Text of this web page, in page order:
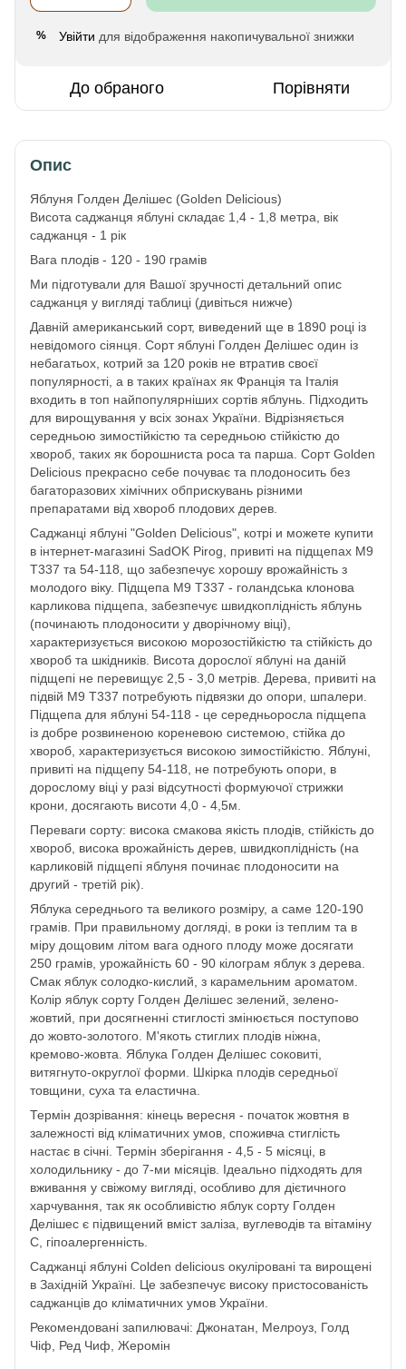
% Увійти для відображення накопичувальної знижки
До обраного Порівняти
Опис
Яблуня Голден Делішес (Golden Delicious)
Висота саджанця яблуні складає 1,4 - 1,8 метра, вік
саджанця - 1 рік
Вага плодів - 120 - 190 грамів
Ми підготували для Вашої зручності детальний опис
саджанця у вигляді таблиці (дивіться нижче)
Давній американський сорт, виведений ще в 1890 році із
невідомого сіянця. Сорт яблуні Голден Делішес один із
небагатьох, котрий за 120 років не втратив своєї
популярності, а в таких країнах як Франція та Італія
входить в топ найпопулярніших сортів яблунь. Підходить
для вирощування у всіх зонах України. Відрізняється
середньою зимостійкістю та середньою стійкістю до
хвороб, таких як борошниста роса та парша. Сорт Golden
Delicious прекрасно себе почуває та плодоносить без
багаторазових хімічних обприскувань різними
препаратами від хвороб плодових дерев.
Саджанці яблуні "Golden Delicious", котрі и можете купити
в інтернет-магазині SadOK Pirog, привиті на підщепах M9
T337 та 54-118, що забезпечує хорошу врожайність з
молодого віку. Підщепа M9 T337 - голандська клонова
карликова підщепа, забезпечує швидкоплідність яблунь
(починають плодоносити у дворічному віці),
характеризується високою морозостійкістю та стійкість до
хвороб та шкідників. Висота дорослої яблуні на даній
підщепі не перевищує 2,5 - 3,0 метрів. Дерева, привиті на
підвій M9 T337 потребують підвязки до опори, шпалери.
Підщепа для яблуні 54-118 - це середньоросла підщепа
із добре розвиненою кореневою системою, стійка до
хвороб, характеризується високою зимостійкістю. Яблуні,
привиті на підщепу 54-118, не потребують опори, в
дорослому віці у разі відсутності формуючої стрижки
крони, досягають висоти 4,0 - 4,5м.
Переваги сорту: висока смакова якість плодів, стійкість до
хвороб, висока врожайність дерев, швидкоплідність (на
карликовій підщепі яблуня починає плодоносити на
другий - третій рік).
Яблука середнього та великого розміру, а саме 120-190
грамів. При правильному догляді, в роки із теплим та в
міру дощовим літом вага одного плоду може досягати
250 грамів, урожайність 60 - 90 кілограм яблук з дерева.
Смак яблук солодко-кислий, з карамельним ароматом.
Колір яблук сорту Голден Делішес зелений, зелено-
жовтий, при досягненні стиглості змінюється поступово
до жовто-золотого. М'якоть стиглих плодів ніжна,
кремово-жовта. Яблука Голден Делішес соковиті,
витягнуто-округлої форми. Шкірка плодів середньої
товщини, суха та еластична.
Термін дозрівання: кінець вересня - початок жовтня в
залежності від кліматичних умов, споживча стиглість
настає в січні. Термін зберігання - 4,5 - 5 місяці, в
холодильнику - до 7-ми місяців. Ідеально підходять для
вживання у свіжому вигляді, особливо для дієтичного
харчування, так як особливістю яблук сорту Голден
Делішес є підвищений вміст заліза, вуглеводів та вітаміну
С, гіпоалергенність.
Саджанці яблуні Colden delicious окуліровані та вирощені
в Західній Україні. Це забезпечує високу пристосованість
саджанців до кліматичних умов України.
Рекомендовані запилювачі: Джонатан, Мелроуз, Голд
Чіф, Ред Чиф, Жеромін